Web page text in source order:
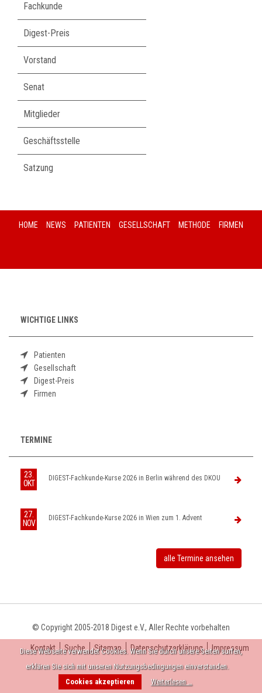
Fachkunde
Digest-Preis
Vorstand
Senat
Mitglieder
Geschäftsstelle
Satzung
HOME NEWS PATIENTEN GESELLSCHAFT METHODE FIRMEN
WICHTIGE LINKS
Patienten
Gesellschaft
Digest-Preis
Firmen
TERMINE
23.
OKT
DIGEST-Fachkunde-Kurse 2026 in Berlin während des DKOU
27.
NOV
DIGEST-Fachkunde-Kurse 2026 in Wien zum 1. Advent
alle Termine ansehen
© Copyright 2005-2018 Digest e.V., Aller Rechte vorbehalten
Kontakt Suche Sitemap Datenschutzerklärung Impressum
Diese Webseite verwendet Cookies. Wenn Sie durch unsere Seiten surfen,
erklären Sie sich mit unseren Nutzungsbedingungen einverstanden.
Cookies akzeptieren
Weiterlesen …